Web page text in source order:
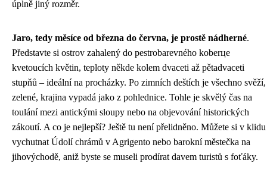
úplně jiný rozměr.
Jaro, tedy měsíce od března do června, je prostě nádherné.
Představte si ostrov zahalený do pestrobarevného koberце
kvetoucích květin, teploty někde kolem dvaceti až pětadvaceti
stupňů – ideální na procházky. Po zimních deštích je všechno svěží,
zelené, krajina vypadá jako z pohlednice. Tohle je skvělý čas na
toulání mezi antickými sloupy nebo na objevování historických
zákoutí. A co je nejlepší? Ještě tu není přelidněno. Můžete si v klidu
vychutnat Údolí chrámů v Agrigento nebo barokní městečka na
jihovýchodě, aniž byste se museli prodírat davem turistů s foťáky.